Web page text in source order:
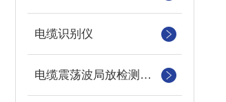
电缆识别仪
电缆震荡波局放检测装置